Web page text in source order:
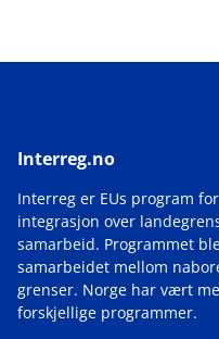
Interreg.no
Interreg er EUs program
integrasjon over
samarbeid. Programmet
samarbeidet mellom
grenser. Norge har vært
forskjellige programmer.